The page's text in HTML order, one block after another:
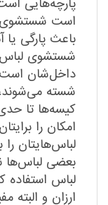
است شستشوی
باعث پارگی
شستشوی لباس
داخل‌شان است
شسته
کیسه‌ها تا
امکان را
لباس‌هایتان را
بعضی لباس‌ها
لباس
ارزان و